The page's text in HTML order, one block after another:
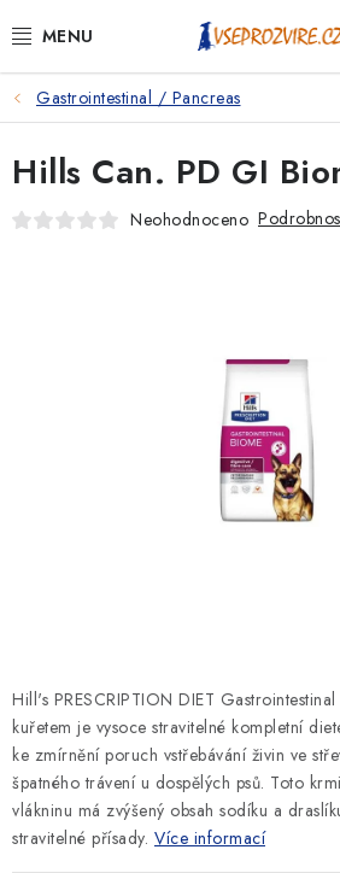
na
PSI
KOČKY
KONĚ
KRÁLÍCI/HLODAVCI/PTÁCI
Podmínky ochrany osobních údajů
Gastrointestinal / Pancreas
Hill's PRESCRIPTION DIET
kuřetem je vysoce stravitelné kompletní
ke zmírnění poruch vstřebávání živin ve
špatného trávení u dospělých psů. Toto
vlákninu má zvýšený obsah sodíku a
stravitelné přísady. Více informací
Hills Can. PD GI
Neohodnoceno